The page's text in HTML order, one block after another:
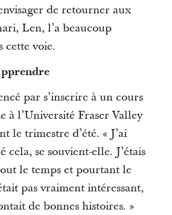
de retourner aux
Len, l’a beaucoup
cette voie.
par s’inscrire à un cours
à l’Université Fraser Valley
le trimestre d’été. « J’ai
cela, se souvient-elle. J’étais
le temps et pourtant le
pas vraiment intéressant,
de bonnes histoires. »